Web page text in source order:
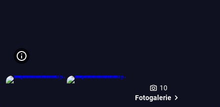
10
Fotogalerie